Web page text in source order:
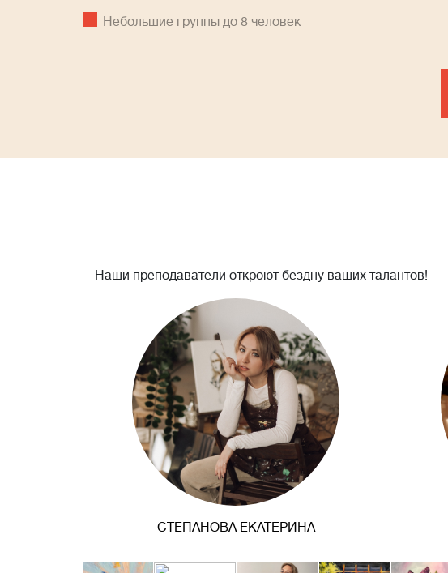
Небольшие группы до 8 человек
Наши преподаватели откроют бездну ваших талантов!
СТЕПАНОВА ЕКАТЕРИНА